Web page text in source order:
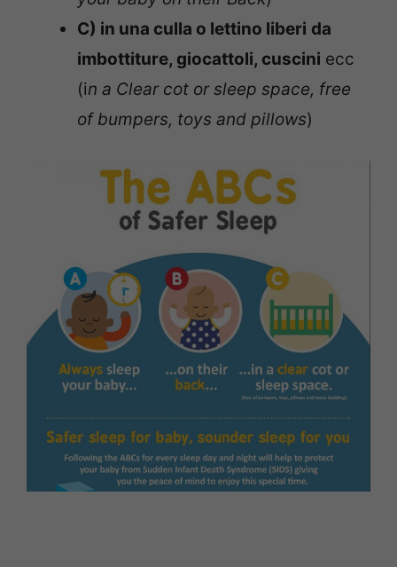
C) in una culla o lettino liberi da
imbottiture, giocattoli, cuscini ecc
(in a Clear cot or sleep space, free
of bumpers, toys and pillows)